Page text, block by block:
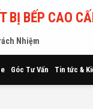
BỊ BẾP CAO
Nhiệm
Góc Tư Vấn Tin tức &